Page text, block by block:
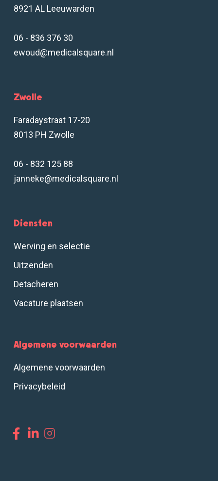
8921 AL Leeuwarden
06 - 836 376 30
ewoud@medicalsquare.nl
Zwolle
Faradaystraat 17-20
8013 PH Zwolle
06 - 832 125 88
janneke@medicalsquare.nl
Diensten
Werving en selectie
Uitzenden
Detacheren
Vacature plaatsen
Algemene voorwaarden
Algemene voorwaarden
Privacybeleid